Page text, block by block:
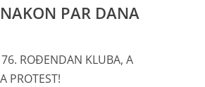
PAR DANA
ROĐENDAN KLUBA, A
PROTEST!